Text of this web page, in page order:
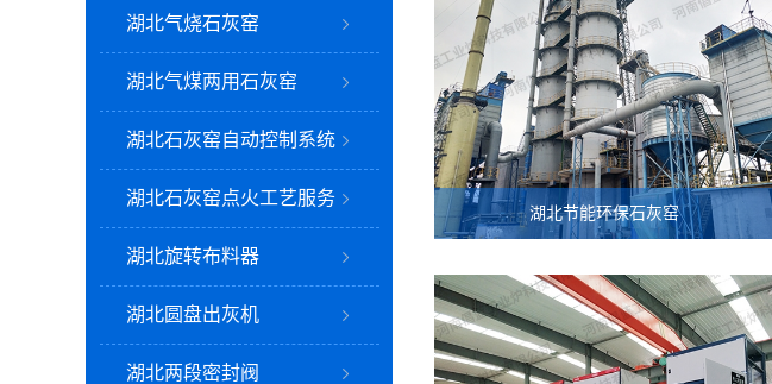
湖北气烧石灰窑
湖北气煤两用石灰窑
湖北石灰窑自动控制系统
湖北石灰窑点火工艺服务
湖北旋转布料器
湖北圆盘出灰机
湖北两段密封阀
湖北节能环保石灰窑